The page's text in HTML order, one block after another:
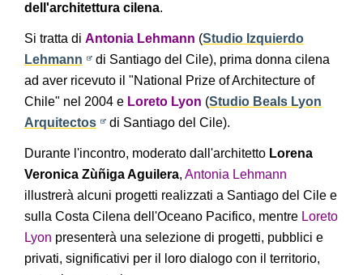
dell'architettura cilena.
Si tratta di Antonia Lehmann (Studio Izquierdo
Lehmann
di Santiago del Cile), prima donna cilena
ad aver ricevuto il "National Prize of Architecture of
Chile" nel 2004 e Loreto Lyon (Studio Beals Lyon
Arquitectos
di Santiago del Cile).
Durante l'incontro, moderato dall'architetto Lorena
Veronica Zùñiga Aguilera, Antonia Lehmann
illustrerà alcuni progetti realizzati a Santiago del Cile e
sulla Costa Cilena dell'Oceano Pacifico, mentre Loreto
Lyon presenterà una selezione di progetti, pubblici e
privati, significativi per il loro dialogo con il territorio,